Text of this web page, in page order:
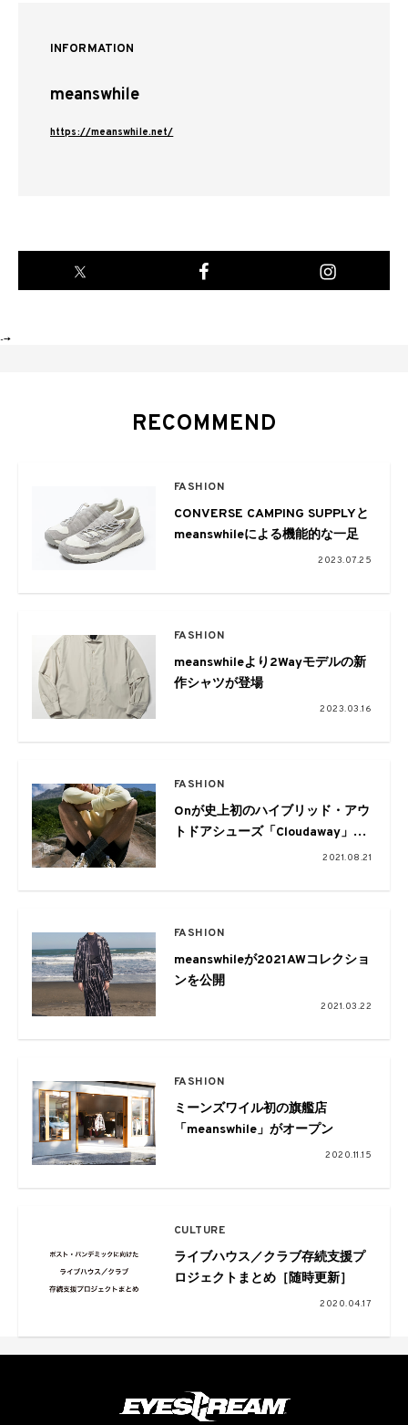
INFORMATION
meanswhile
https://meanswhile.net/
-->
RECOMMEND
FASHION
CONVERSE CAMPING SUPPLYと
meanswhileによる機能的な一足
2023.07.25
FASHION
meanswhileより2Wayモデルの新
作シャツが登場
2023.03.16
FASHION
Onが史上初のハイブリッド・アウ
トドアシューズ「Cloudaway」を
2021.08.21
FASHION
meanswhileが2021AWコレクショ
ンを公開
2021.03.22
FASHION
ミーンズワイル初の旗艦店
「meanswhile」がオープン
2020.11.15
CULTURE
ライブハウス／クラブ存続支援プ
ロジェクトまとめ［随時更新］
2020.04.17